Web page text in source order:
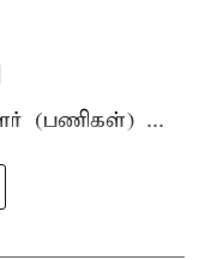
(பணிகள்) ...